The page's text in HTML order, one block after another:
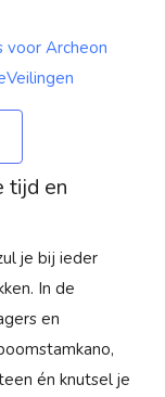
voor Archeon
tijd en
je bij ieder
In de
en
én knutsel je